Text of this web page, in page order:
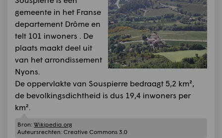
gemeente in het Franse
departement Drôme en
telt 101 inwoners . De
plaats maakt deel uit
van het arrondissement
Nyons.
De oppervlakte van Souspierre bedraagt 5,2 km²,
de bevolkingsdichtheid is dus 19,4 inwoners per
km².
Bron: Wikipedia.org
Auteursrechten: Creative Commons 3.0